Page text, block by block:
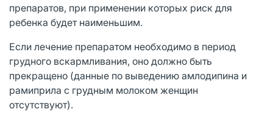
препаратов, при применении которых риск для
ребенка будет наименьшим.
Если лечение препаратом необходимо в период
грудного вскармливания, оно должно быть
прекращено (данные по выведению амлодипина и
рамиприла с грудным молоком женщин
отсутствуют).